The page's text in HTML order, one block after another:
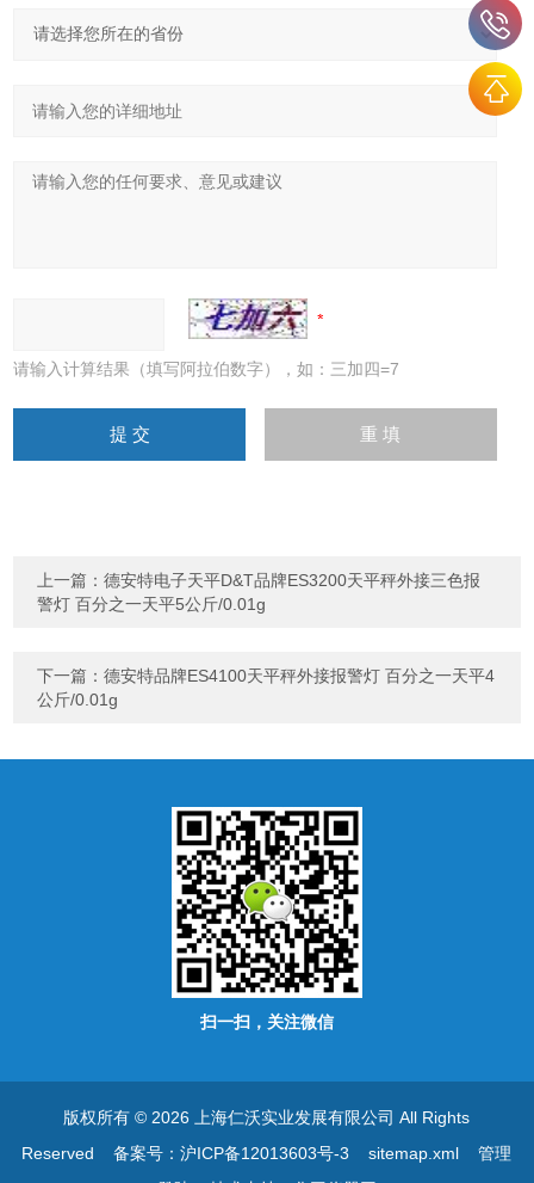
请输入计算结果（填写阿拉伯数字），如：三加四=7
上一篇：德安特电子天平D&T品牌ES3200天平秤外接三色报
警灯 百分之一天平5公斤/0.01g
下一篇：德安特品牌ES4100天平秤外接报警灯 百分之一天平4
公斤/0.01g
扫一扫，关注微信
版权所有 © 2026 上海仁沃实业发展有限公司 All Rights
Reserved备案号：沪ICP备12013603号-3 sitemap.xml
管理